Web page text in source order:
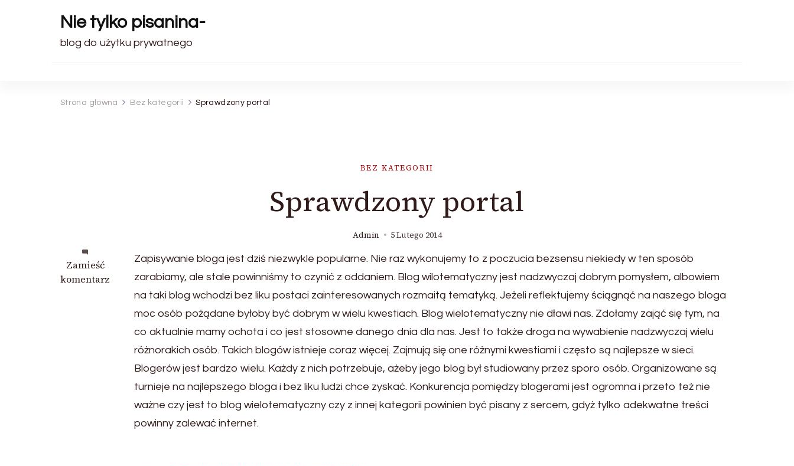
Nie tylko pisanina-
blog do użytku prywatnego
Strona główna Bez kategorii Sprawdzony portal
BEZ KATEGORII
Sprawdzony portal
Admin 5 Lutego 2014
Zamieść
komentarz
we
wpisie
Sprawdzony
Zapisywanie bloga jest dziś niezwykle popularne. Nie raz wykonujemy to z poczucia bezsensu niekiedy w ten sposób
zarabiamy, ale stale powinniśmy to czynić z oddaniem. Blog wilotematyczny jest nadzwyczaj dobrym pomysłem, albowiem
na taki blog wchodzi bez liku postaci zainteresowanych rozmaitą tematyką. Jeżeli reflektujemy ściągnąć na naszego bloga
moc osób pożądane byłoby być dobrym w wielu kwestiach. Blog wielotematyczny nie dławi nas. Zdołamy zająć się tym, na
co aktualnie mamy ochota i co jest stosowne danego dnia dla nas. Jest to także droga na wywabienie nadzwyczaj wielu
różnorakich osób. Takich blogów istnieje coraz więcej. Zajmują się one różnymi kwestiami i często są najlepsze w sieci.
Blogerów jest bardzo wielu. Każdy z nich potrzebuje, ażeby jego blog był studiowany przez sporo osób. Organizowane są
turnieje na najlepszego bloga i bez liku ludzi chce zyskać. Konkurencja pomiędzy blogerami jest ogromna i przeto też nie
ważne czy jest to blog wielotematyczny czy z innej kategorii powinien być pisany z sercem, gdyż tylko adekwatne treści
powinny zalewać internet.